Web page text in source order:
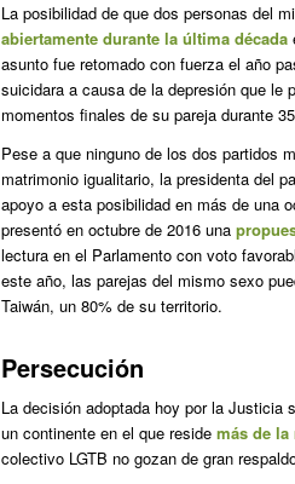
La posibilidad de que dos personas del
abiertamente durante la última década
asunto fue retomado con fuerza el año
suicidara a causa de la depresión que le
momentos finales de su pareja durante
Pese a que ninguno de los dos partidos
matrimonio igualitario, la presidenta del
apoyo a esta posibilidad en más de una
presentó en octubre de 2016 una
lectura en el Parlamento con voto
este año, las parejas del mismo sexo
Taiwán, un 80% de su territorio.
Persecución
La decisión adoptada hoy por la Justicia
un continente en el que reside más de
colectivo LGTB no gozan de gran